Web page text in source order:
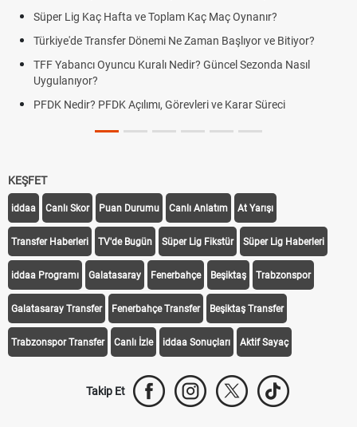
Süper Lig Kaç Hafta ve Toplam Kaç Maç Oynanır?
Türkiye'de Transfer Dönemi Ne Zaman Başlıyor ve Bitiyor?
TFF Yabancı Oyuncu Kuralı Nedir? Güncel Sezonda Nasıl
Uygulanıyor?
PFDK Nedir? PFDK Açılımı, Görevleri ve Karar Süreci
KEŞFET
iddaa Canlı Skor Puan Durumu Canlı Anlatım At Yarışı
Transfer Haberleri TV'de Bugün Süper Lig Fikstür Süper Lig Haberleri
iddaa Programı Galatasaray Fenerbahçe Beşiktaş Trabzonspor
Galatasaray Transfer Fenerbahçe Transfer Beşiktaş Transfer
Trabzonspor Transfer Canlı İzle iddaa Sonuçları Aktif Sayaç
Takip Et